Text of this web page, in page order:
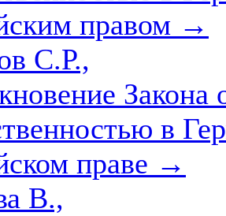
правом →
С.Р.,
Закона
в
праве →
В.,